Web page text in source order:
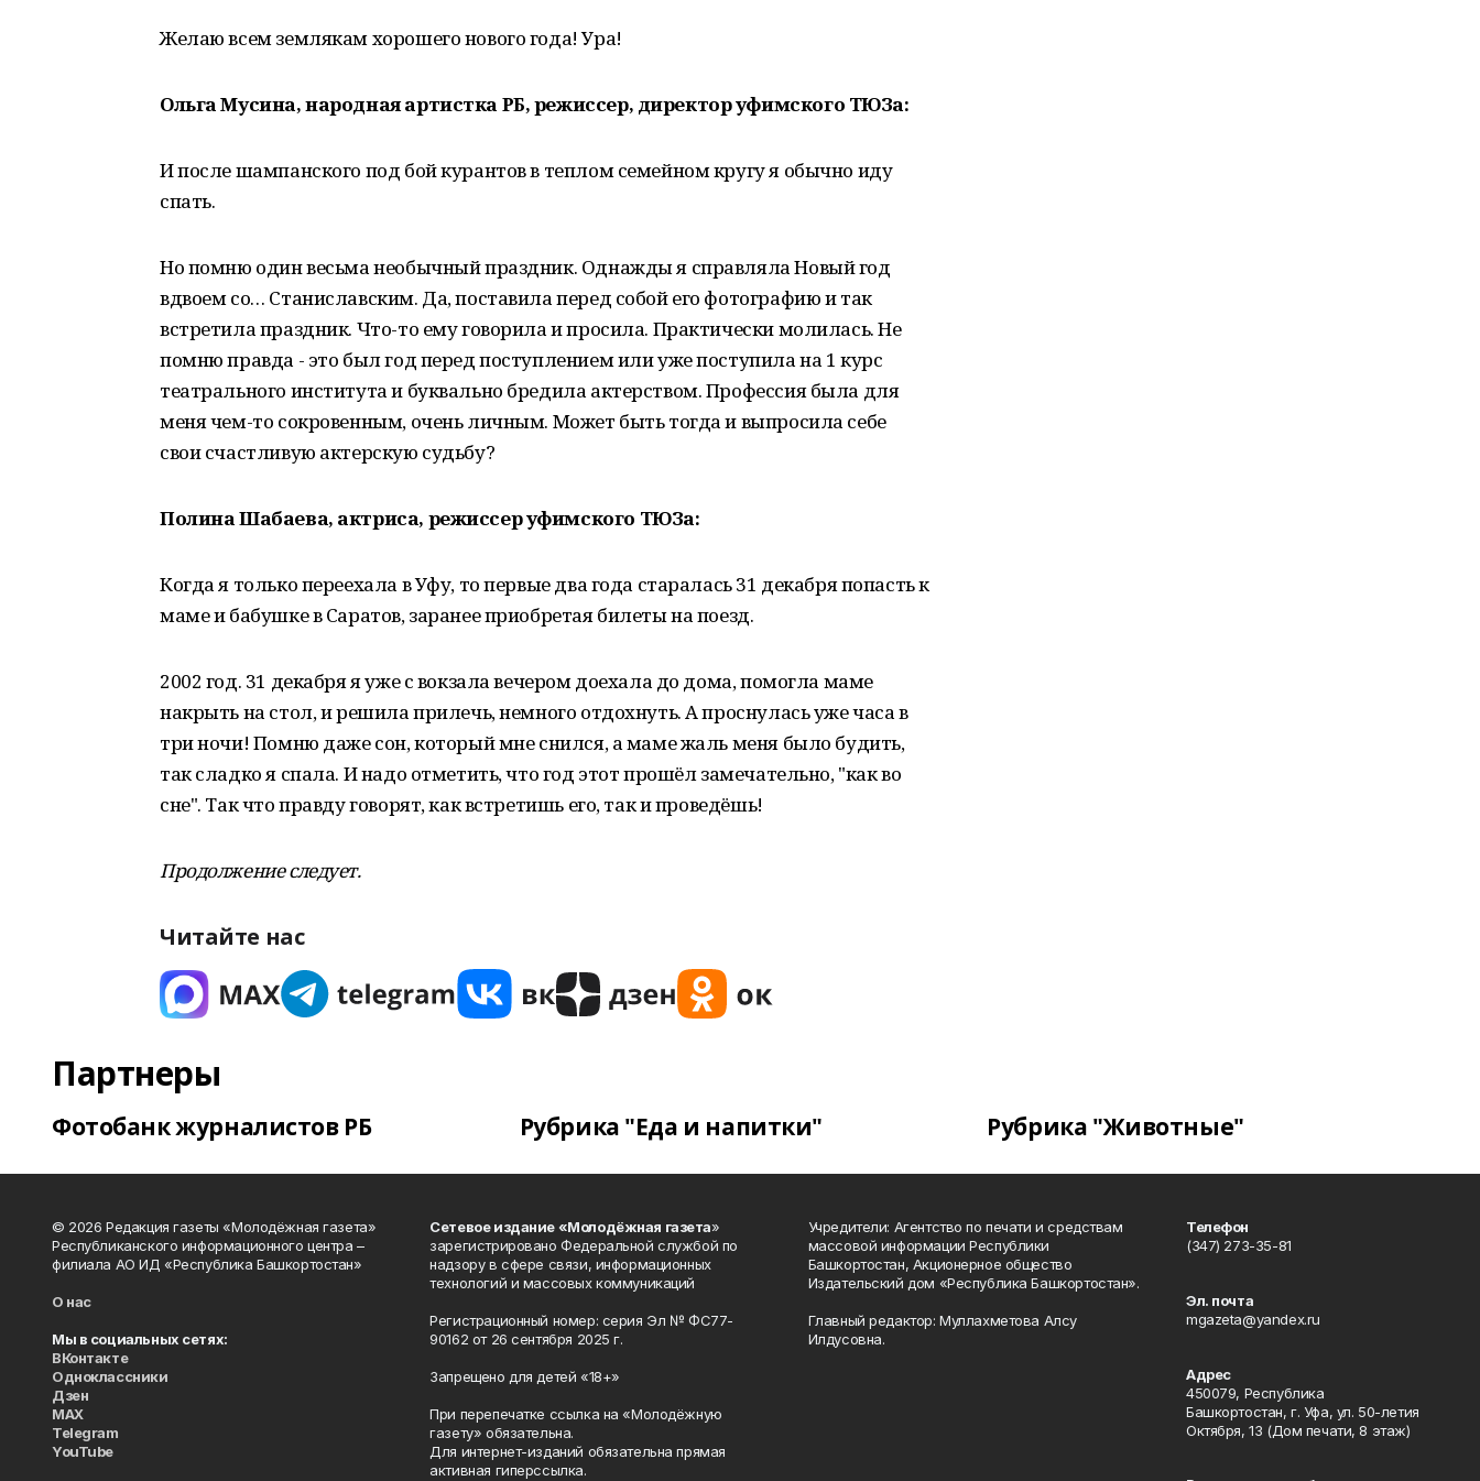
Желаю всем землякам хорошего нового года! Ура!
Ольга Мусина, народная артистка РБ, режиссер, директор уфимского ТЮЗа:
И после шампанского под бой курантов в теплом семейном кругу я обычно иду
спать.
Но помню один весьма необычный праздник. Однажды я справляла Новый год
вдвоем со… Станиславским. Да, поставила перед собой его фотографию и так
встретила праздник. Что-то ему говорила и просила. Практически молилась. Не
помню правда - это был год перед поступлением или уже поступила на 1 курс
театрального института и буквально бредила актерством. Профессия была для
меня чем-то сокровенным, очень личным. Может быть тогда и выпросила себе
свои счастливую актерскую судьбу?
Полина Шабаева, актриса, режиссер уфимского ТЮЗа:
Когда я только переехала в Уфу, то первые два года старалась 31 декабря попасть к
маме и бабушке в Саратов, заранее приобретая билеты на поезд.
2002 год. 31 декабря я уже с вокзала вечером доехала до дома, помогла маме
накрыть на стол, и решила прилечь, немного отдохнуть. А проснулась уже часа в
три ночи! Помню даже сон, который мне снился, а маме жаль меня было будить,
так сладко я спала. И надо отметить, что год этот прошёл замечательно, "как во
сне". Так что правду говорят, как встретишь его, так и проведёшь!
Продолжение следует.
Читайте нас
Партнеры
Фотобанк журналистов РБ Рубрика "Еда и напитки" Рубрика "Животные"
© 2026 Редакция газеты «Молодёжная газета»
Республиканского информационного центра –
филиала АО ИД «Республика Башкортостан»
О нас
Мы в социальных сетях:
ВКонтакте
Одноклассники
Дзен
MAX
Telegram
YouTube
Сетевое издание «Молодёжная газета»
зарегистрировано Федеральной службой по
надзору в сфере связи, информационных
технологий и массовых коммуникаций
Регистрационный номер: серия Эл № ФС77-
90162 от 26 сентября 2025 г.
Запрещено для детей «18+»
При перепечатке ссылка на «Молодёжную
газету» обязательна.
Для интернет-изданий обязательна прямая
активная гиперссылка.
Учредители: Агентство по печати и средствам
массовой информации Республики
Башкортостан, Акционерное общество
Издательский дом «Республика Башкортостан».
Главный редактор: Муллахметова Алсу
Илдусовна.
Телефон
(347) 273-35-81
Эл. почта
mgazeta@yandex.ru
Адрес
450079, Республика
Башкортостан, г. Уфа, ул. 50-летия
Октября, 13 (Дом печати, 8 этаж)